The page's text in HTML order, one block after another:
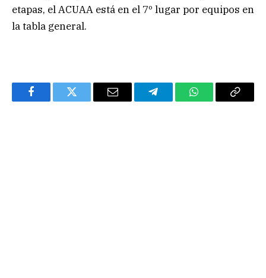
etapas, el ACUAA está en el 7º lugar por equipos en
la tabla general.
FacebookTwitter Email TelegramWhatsAppCopy